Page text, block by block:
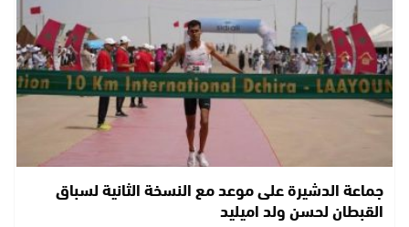
جماعة الدشيرة على موعد مع النسخة الثانية لسباق
القبطان لحسن ولد اميليد